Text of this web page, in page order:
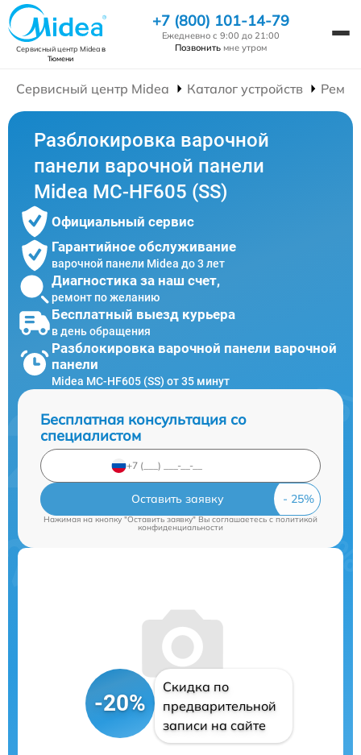
Сервисный центр Mideaв
Тюмени
+7 (800) 101-14-79
Ежедневно с 9:00 до 21:00
Позвонить мне утром
Сервисный центр Midea Каталог устройств
Разблокировка варочной
панели варочной панели
Midea MC-HF605 (SS)
Официальный сервис
Гарантийное обслуживание
варочной панели Midea до 3 лет
Диагностика за наш счет,
ремонт по желанию
Бесплатный выезд курьера
в день обращения
Разблокировка варочной панели варочной
панели
Midea MC-HF605 (SS) от 35 минут
Бесплатная консультация со
специалистом
Оставить заявку
Нажимая на кнопку "Оставить заявку" Вы соглашаетесь cполитикой
конфиденциальности
-20%
Скидка по
предварительной
записи на сайте